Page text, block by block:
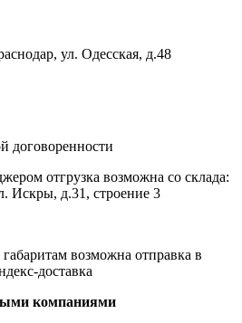
ул. Одесская, д.48
договоренности
отгрузка возможна со склада:
Искры, д.31, строение 3
возможна отправка в
доставка
компаниями